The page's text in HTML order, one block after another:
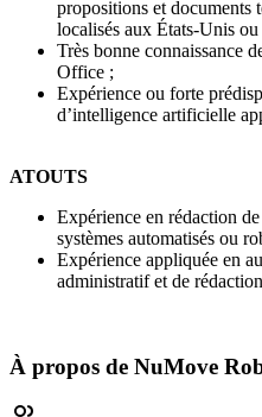
propositions et documents
localisés aux États-Unis
Très bonne connaissance
Office ;
Expérience ou forte
d’intelligence artificielle
ATOUTS
Expérience en rédaction
systèmes automatisés ou
Expérience appliquée en
administratif et de
À propos de NuMove